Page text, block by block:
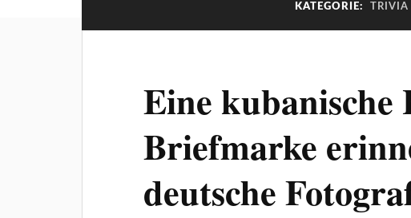
KATEGORIE: TRIVIA
Eine kubanische
Briefmarke
deutsche